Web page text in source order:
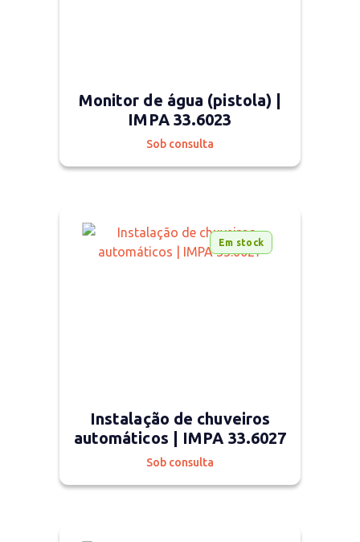
Monitor de água (pistola) |
IMPA 33.6023
Sob consulta
Em stock
Instalação de chuveiros
automáticos | IMPA 33.6027
Sob consulta